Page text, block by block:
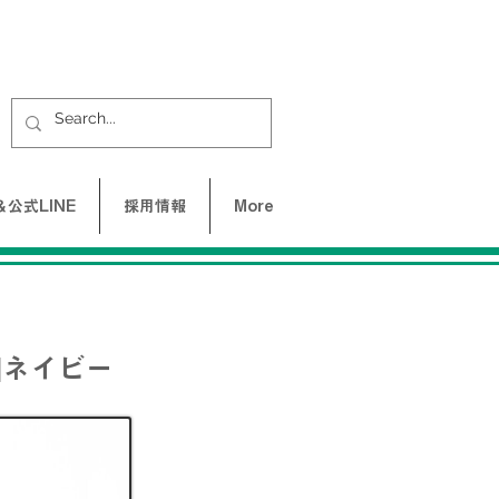
公式LINE 採用情報 More
イビー